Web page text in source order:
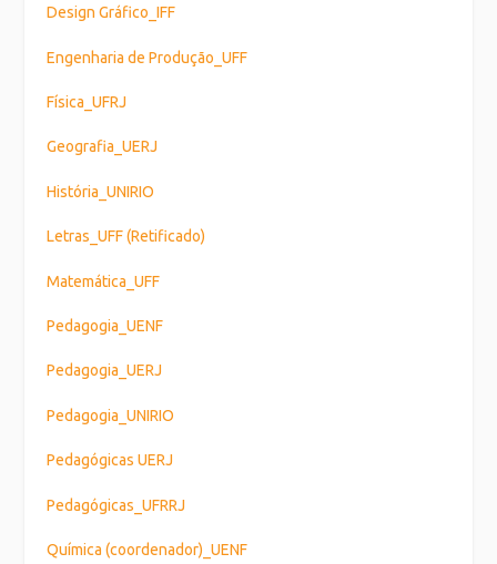
Design Gráfico_IFF
Engenharia de Produção_UFF
Física_UFRJ
Geografia_UERJ
História_UNIRIO
Letras_UFF (Retificado)
Matemática_UFF
Pedagogia_UENF
Pedagogia_UERJ
Pedagogia_UNIRIO
Pedagógicas UERJ
Pedagógicas_UFRRJ
Química (coordenador)_UENF